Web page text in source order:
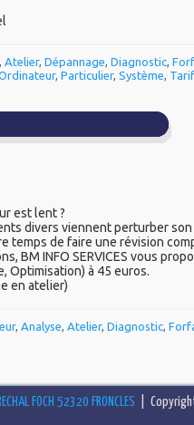
, Atelier, Dépannage, Diagnostic,
, Particulier, Système, Tarif
est lent ?
divers viennent perturber son
temps de faire une révision
BM INFO SERVICES vous
Optimisation) à 45 euros.
en atelier)
, Analyse, Atelier, Diagnostic,
FOCH 52320 FRONCLES |